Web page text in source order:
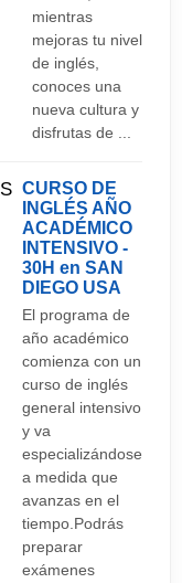
que
clubs más
directo, etc.
mientras
mejoras tu nivel
de inglés,
conoces una
nueva cultura y
disfrutas de ...
CURSO DE
INGLÉS AÑO
ACADÉMICO
INTENSIVO -
30H en SAN
DIEGO USA
El programa de
año académico
comienza con un
curso de inglés
general intensivo
y va
especializándose
a medida que
avanzas en el
tiempo.Podrás
preparar
exámenes